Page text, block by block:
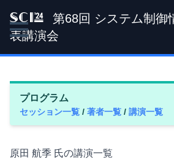
SCI '24
第68回 システム制御
表講演会
プログラム
セッション一覧 / 著者一覧 / 講演一覧
原田 航季 氏の講演一覧